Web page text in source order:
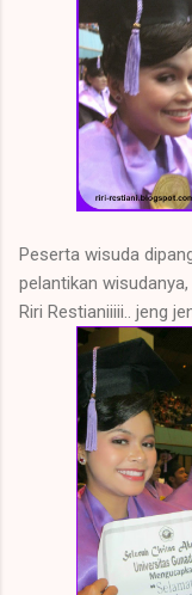
Peserta wisuda
pelantikan
Riri Restianiiiii.. jeng